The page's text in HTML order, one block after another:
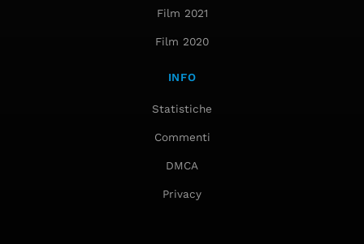
Film 2021
Film 2020
INFO
Statistiche
Commenti
DMCA
Privacy